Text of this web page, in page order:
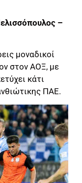
–
μοναδικοί
στον ΑΟΞ, με
κάτι
ΠΑΕ.